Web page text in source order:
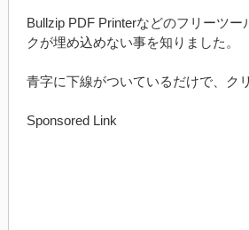
Bullzip PDF Printerなどのフリーツー
クが埋め込めない事を知りました。
青字に下線がついているだけで、ク
Sponsored Link